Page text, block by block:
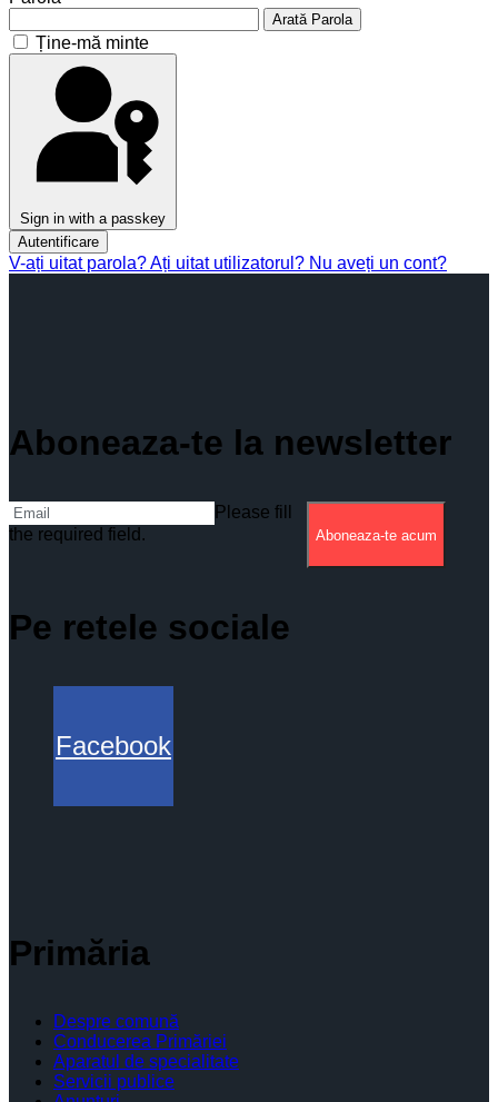
Arată Parola
Ține-mă minte
Sign in with a passkey
Autentificare
V-ați uitat parola?Ați uitat utilizatorul? Nu aveți un cont?
Aboneaza-te la newsletter
Please fill
the required field.
Aboneaza-te acum
Pe retele sociale
Facebook
Primăria
Despre comună
Conducerea Primăriei
Aparatul de specialitate
Servicii publice